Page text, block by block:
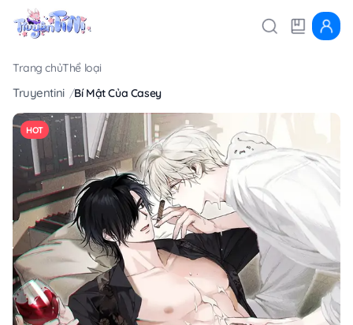
Trang chủThể loại
Truyentini Bí Mật Của Casey
HOT